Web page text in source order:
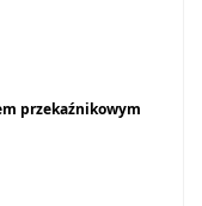
przekaźnikowym